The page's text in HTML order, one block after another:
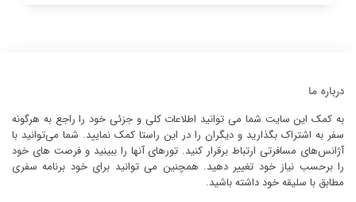
درباره ما
به کمک این سایت شما می توانید اطلاعات کلی و جزئی خود را راجع به هرگونه
سفر به اشتراک بگذارید و دیگران را در این راستا کمک نمایید. شما می‌توانید با
آژانس‌های مسافرتی ارتباط برقرار کنید. تورهای آنها را ببینید و فرصت های خود
را برحسب نیاز خود تغییر دهید. همچنین می توانید برای خود برنامه سفری
مطابق با سلیقه خود داشته باشید.